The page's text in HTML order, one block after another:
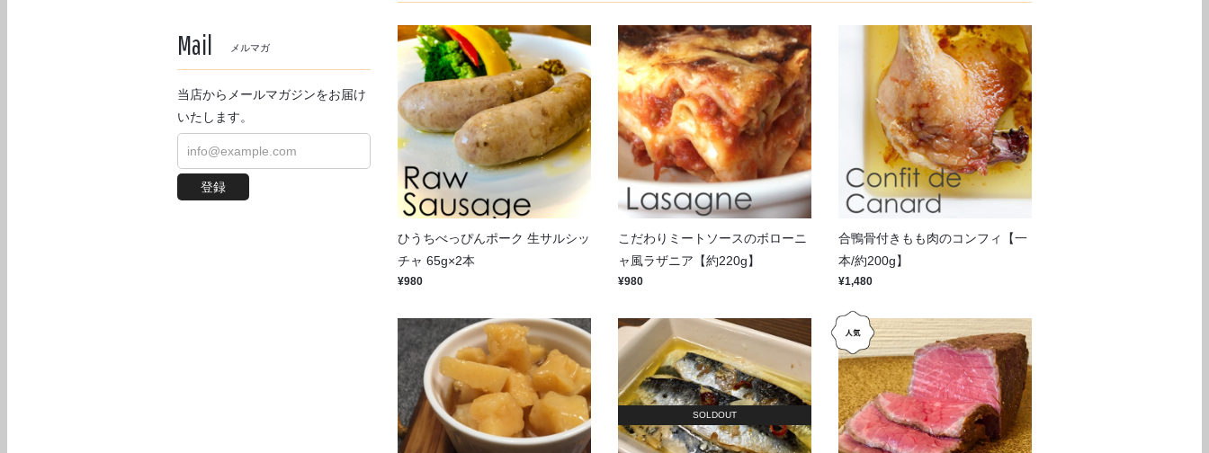
ひうちべっぴんポーク 生サルシッ
チャ 65g×2本
¥980
こだわりミートソースのボローニ
ャ風ラザニア【約220g】
¥980
合鴨骨付きもも肉のコンフィ【一
本/約200g】
¥1,480
SOLDOUT
Mail メルマガ
当店からメールマガジンをお届け
いたします。
登録